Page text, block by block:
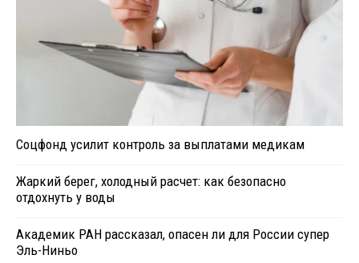
Соцфонд усилит контроль за выплатами медикам
Жаркий берег, холодный расчет: как безопасно
отдохнуть у воды
Академик РАН рассказал, опасен ли для России супер
Эль-Ниньо